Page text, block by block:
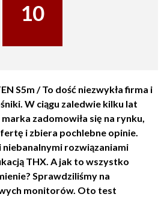
10
S5m / To dość niezwykła firma i
W ciągu zaledwie kilku lat
zadomowiła się na rynku,
i zbiera pochlebne opinie.
niebanalnymi rozwiązaniami
THX. A jak to wszystko
Sprawdziliśmy na
monitorów. Oto test